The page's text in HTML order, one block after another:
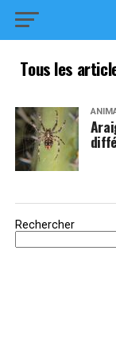
Tous les
Rechercher